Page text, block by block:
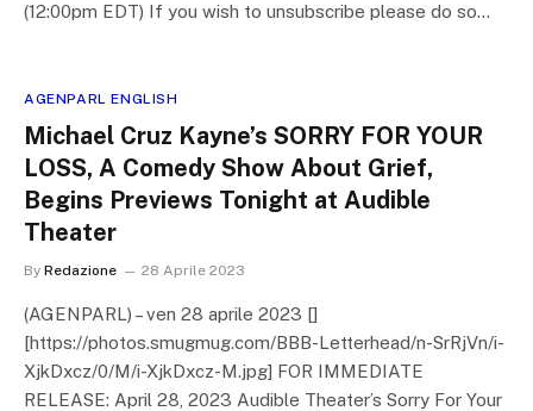
(12:00pm EDT) If you wish to unsubscribe please do so…
AGENPARL ENGLISH
Michael Cruz Kayne’s SORRY FOR YOUR
LOSS, A Comedy Show About Grief,
Begins Previews Tonight at Audible
Theater
By Redazione 28 Aprile 2023
(AGENPARL) – ven 28 aprile 2023 []
[https://photos.smugmug.com/BBB-Letterhead/n-SrRjVn/i-
XjkDxcz/0/M/i-XjkDxcz-M.jpg] FOR IMMEDIATE
RELEASE: April 28, 2023 Audible Theater’s Sorry For Your